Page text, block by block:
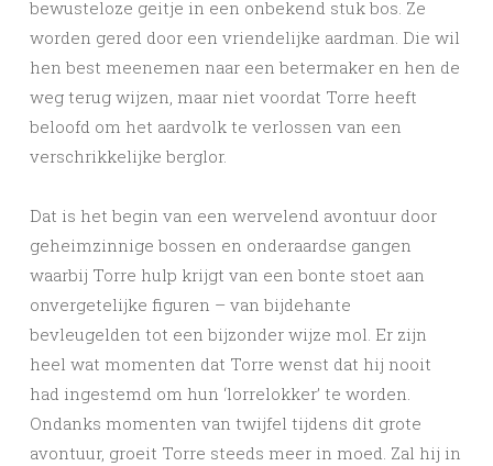
bewusteloze geitje in een onbekend stuk bos. Ze
worden gered door een vriendelijke aardman. Die wil
hen best meenemen naar een betermaker en hen de
weg terug wijzen, maar niet voordat Torre heeft
beloofd om het aardvolk te verlossen van een
verschrikkelijke berglor.
Dat is het begin van een wervelend avontuur door
geheimzinnige bossen en onderaardse gangen
waarbij Torre hulp krijgt van een bonte stoet aan
onvergetelijke figuren – van bijdehante
bevleugelden tot een bijzonder wijze mol. Er zijn
heel wat momenten dat Torre wenst dat hij nooit
had ingestemd om hun ‘lorrelokker’ te worden.
Ondanks momenten van twijfel tijdens dit grote
avontuur, groeit Torre steeds meer in moed. Zal hij in